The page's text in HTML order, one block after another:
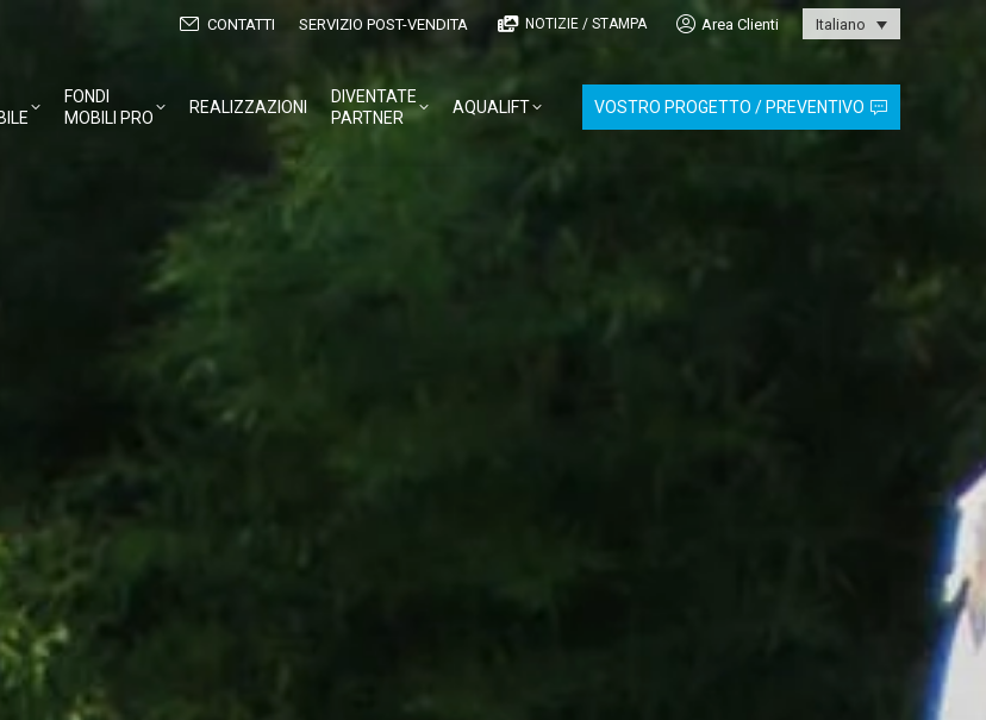
CONTATTI SERVIZIO POST-VENDITA NOTIZIE / STAMPA Area Clienti Italiano
FONDI
MOBILI PRO
REALIZZAZIONI
DIVENTATE
PARTNER
AQUALIFT VOSTRO PROGETTO / PREVENTIVO